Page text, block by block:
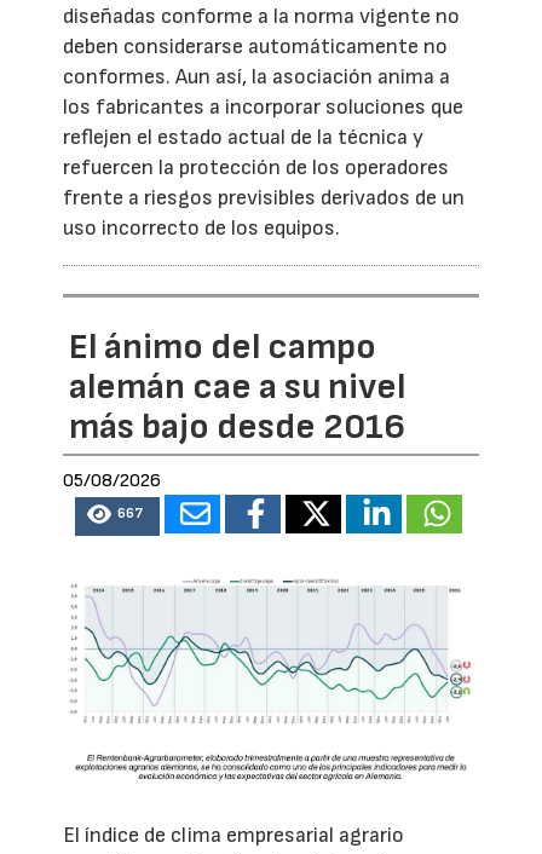
diseñadas conforme a la norma vigente no
deben considerarse automáticamente no
conformes. Aun así, la asociación anima a
los fabricantes a incorporar soluciones que
reflejen el estado actual de la técnica y
refuercen la protección de los operadores
frente a riesgos previsibles derivados de un
uso incorrecto de los equipos.
El ánimo del campo
alemán cae a su nivel
más bajo desde 2016
05/08/2026
667
El índice de clima empresarial agrario